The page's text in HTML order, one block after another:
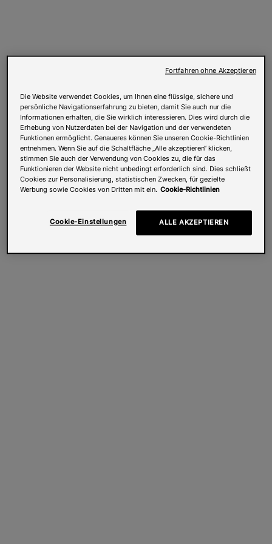
Die Website verwendet Cookies, um Ihnen eine flüssige, sichere und
persönliche Navigationserfahrung zu bieten, damit Sie auch nur die
Informationen erhalten, die Sie wirklich interessieren. Dies wird durch die
Erhebung von Nutzerdaten bei der Navigation und der verwendeten
Funktionen ermöglicht. Genaueres können Sie unseren Cookie-Richtlinien
entnehmen. Wenn Sie auf die Schaltfläche „Alle akzeptieren“ klicken,
stimmen Sie auch der Verwendung von Cookies zu, die für das
Funktionieren der Website nicht unbedingt erforderlich sind. Dies schließt
Cookies zur Personalisierung, statistischen Zwecken, für gezielte
Werbung sowie Cookies von Dritten mit ein. Cookie-Richtlinien
Cookie-Einstellungen ALLE AKZEPTIEREN
Fortfahren ohne Akzeptieren